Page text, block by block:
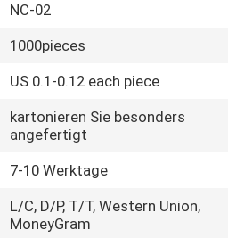
NC-02
1000pieces
US 0.1-0.12 each piece
kartonieren Sie besonders
angefertigt
7-10 Werktage
L/C, D/P, T/T, Western Union,
MoneyGram